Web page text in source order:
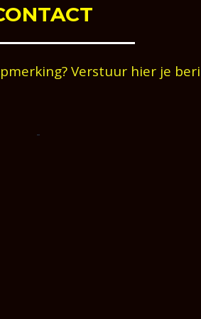
Verstuur hier je
-